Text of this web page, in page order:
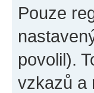
Pouze
povolil).
vzkazů a